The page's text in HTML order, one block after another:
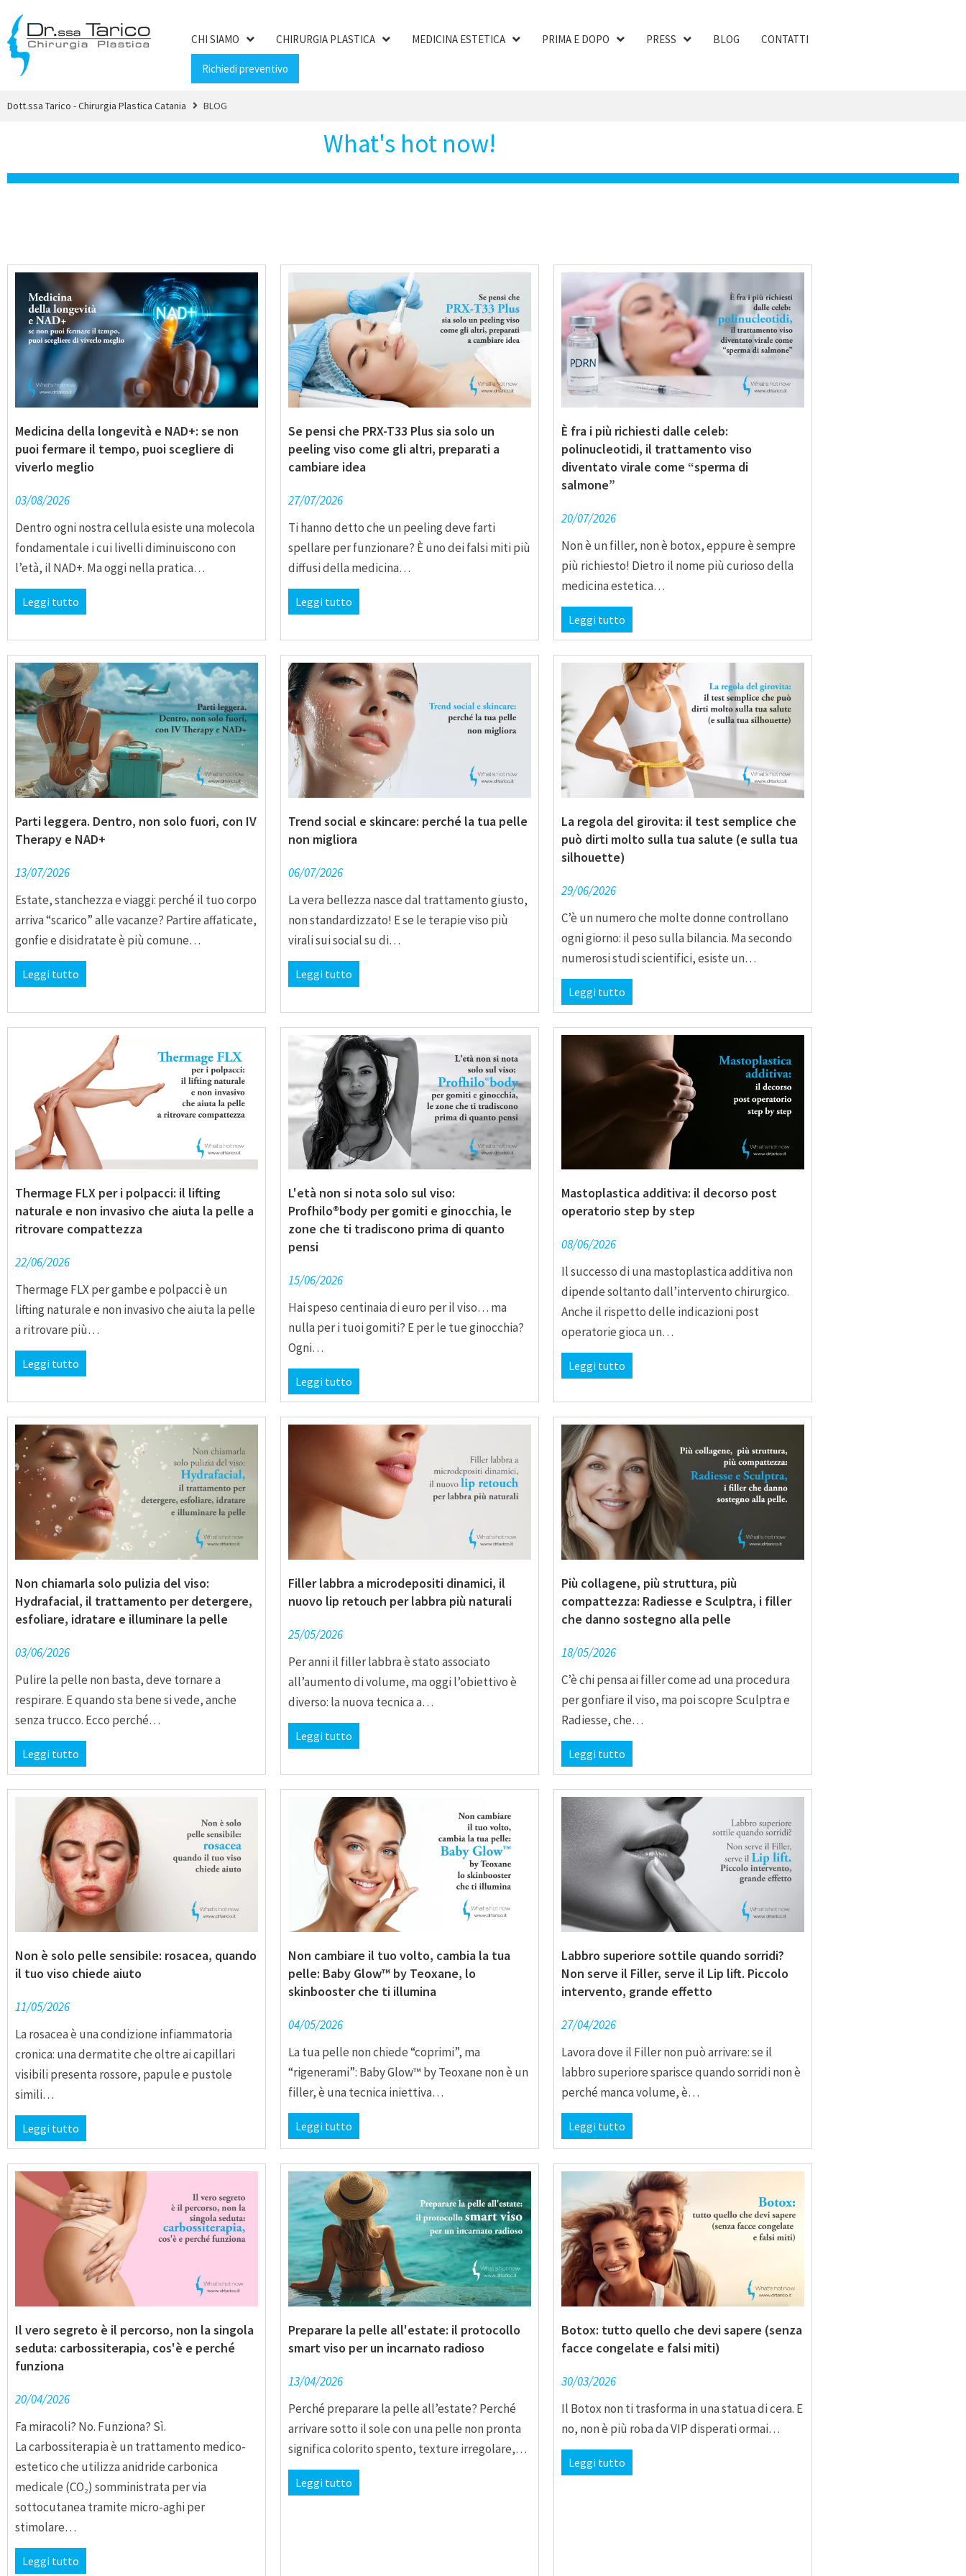
CHI SIAMO CHIRURGIA PLASTICA MEDICINA ESTETICA PRIMA E DOPO PRESS BLOG CONTATTI
Richiedi preventivo
Dott.ssa Tarico - Chirurgia Plastica Catania BLOG
What's hot now!
Medicina della longevità e NAD+: se non
puoi fermare il tempo, puoi scegliere di
viverlo meglio
03/08/2026
Dentro ogni nostra cellula esiste una molecola
fondamentale i cui livelli diminuiscono con
l’età, il NAD+. Ma oggi nella pratica…
Leggi tutto
Se pensi che PRX-T33 Plus sia solo un
peeling viso come gli altri, preparati a
cambiare idea
27/07/2026
Ti hanno detto che un peeling deve farti
spellare per funzionare? È uno dei falsi miti più
diffusi della medicina…
Leggi tutto
È fra i più richiesti dalle celeb:
polinucleotidi, il trattamento viso
diventato virale come “sperma di
salmone”
20/07/2026
Non è un filler, non è botox, eppure è sempre
più richiesto! Dietro il nome più curioso della
medicina estetica…
Leggi tutto
Parti leggera. Dentro, non solo fuori, con IV
Therapy e NAD+
13/07/2026
Estate, stanchezza e viaggi: perché il tuo corpo
arriva “scarico” alle vacanze? Partire affaticate,
gonfie e disidratate è più comune…
Leggi tutto
Trend social e skincare: perché la tua pelle
non migliora
06/07/2026
La vera bellezza nasce dal trattamento giusto,
non standardizzato! E se le terapie viso più
virali sui social su di…
Leggi tutto
La regola del girovita: il test semplice che
può dirti molto sulla tua salute (e sulla tua
silhouette)
29/06/2026
C’è un numero che molte donne controllano
ogni giorno: il peso sulla bilancia. Ma secondo
numerosi studi scientifici, esiste un…
Leggi tutto
Thermage FLX per i polpacci: il lifting
naturale e non invasivo che aiuta la pelle a
ritrovare compattezza
22/06/2026
Thermage FLX per gambe e polpacci è un
lifting naturale e non invasivo che aiuta la pelle
a ritrovare più…
Leggi tutto
L'età non si nota solo sul viso:
Profhilo®body per gomiti e ginocchia, le
zone che ti tradiscono prima di quanto
pensi
15/06/2026
Hai speso centinaia di euro per il viso… ma
nulla per i tuoi gomiti? E per le tue ginocchia?
Ogni…
Leggi tutto
Mastoplastica additiva: il decorso post
operatorio step by step
08/06/2026
Il successo di una mastoplastica additiva non
dipende soltanto dall’intervento chirurgico.
Anche il rispetto delle indicazioni post
operatorie gioca un…
Leggi tutto
Non chiamarla solo pulizia del viso:
Hydrafacial, il trattamento per detergere,
esfoliare, idratare e illuminare la pelle
03/06/2026
Pulire la pelle non basta, deve tornare a
respirare. E quando sta bene si vede, anche
senza trucco. Ecco perché…
Leggi tutto
Filler labbra a microdepositi dinamici, il
nuovo lip retouch per labbra più naturali
25/05/2026
Per anni il filler labbra è stato associato
all’aumento di volume, ma oggi l’obiettivo è
diverso: la nuova tecnica a…
Leggi tutto
Più collagene, più struttura, più
compattezza: Radiesse e Sculptra, i filler
che danno sostegno alla pelle
18/05/2026
C’è chi pensa ai filler come ad una procedura
per gonfiare il viso, ma poi scopre Sculptra e
Radiesse, che…
Leggi tutto
Non è solo pelle sensibile: rosacea, quando
il tuo viso chiede aiuto
11/05/2026
La rosacea è una condizione infiammatoria
cronica: una dermatite che oltre ai capillari
visibili presenta rossore, papule e pustole
simili…
Leggi tutto
Non cambiare il tuo volto, cambia la tua
pelle: Baby Glow™ by Teoxane, lo
skinbooster che ti illumina
04/05/2026
La tua pelle non chiede “coprimi”, ma
“rigenerami”: Baby Glow™ by Teoxane non è un
filler, è una tecnica iniettiva…
Leggi tutto
Labbro superiore sottile quando sorridi?
Non serve il Filler, serve il Lip lift. Piccolo
intervento, grande effetto
27/04/2026
Lavora dove il Filler non può arrivare: se il
labbro superiore sparisce quando sorridi non è
perché manca volume, è…
Leggi tutto
Il vero segreto è il percorso, non la singola
seduta: carbossiterapia, cos'è e perché
funziona
20/04/2026
Fa miracoli? No. Funziona? Sì.
La carbossiterapia è un trattamento medico-
estetico che utilizza anidride carbonica
medicale (CO₂) somministrata per via
sottocutanea tramite micro-aghi per
stimolare…
Leggi tutto
Preparare la pelle all'estate: il protocollo
smart viso per un incarnato radioso
13/04/2026
Perché preparare la pelle all’estate? Perché
arrivare sotto il sole con una pelle non pronta
significa colorito spento, texture irregolare,…
Leggi tutto
Botox: tutto quello che devi sapere (senza
facce congelate e falsi miti)
30/03/2026
Il Botox non ti trasforma in una statua di cera. E
no, non è più roba da VIP disperati ormai…
Leggi tutto